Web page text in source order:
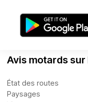
Avis motards sur
État des routes
Paysages